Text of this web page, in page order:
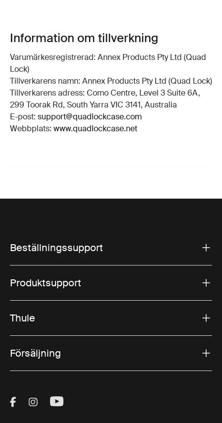
Information om tillverkning
Varumärkesregistrerad: Annex Products Pty Ltd (Quad
Lock)
Tillverkarens namn: Annex Products Pty Ltd (Quad Lock)
Tillverkarens adress: Como Centre, Level 3 Suite 6A,
299 Toorak Rd, South Yarra VIC 3141, Australia
E-post: support@quadlockcase.com
Webbplats: www.quadlockcase.net
Beställningssupport
Produktsupport
Thule
Försäljning
Visit Thule on Facebook (external link)
Visit Thule on Instagram (external link)
Visit Thule on Youtube (external